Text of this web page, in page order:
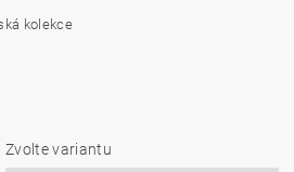
kolekce
Zvolte variantu